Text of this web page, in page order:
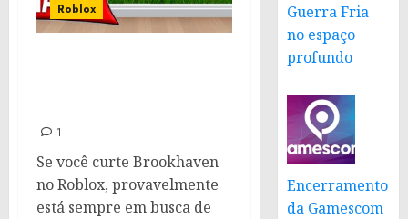
Roblox
1
Se você curte Brookhaven
no Roblox, provavelmente
está sempre em busca de
Guerra Fria
no espaço
profundo
Encerramento
da Gamescom